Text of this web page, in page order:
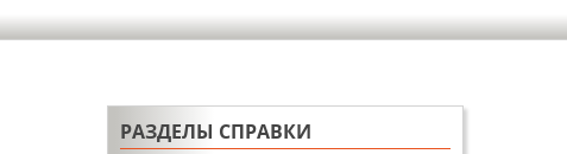
РАЗДЕЛЫ СПРАВКИ